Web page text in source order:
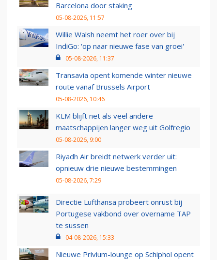
Barcelona door staking
05-08-2026, 11:57
Willie Walsh neemt het roer over bij
IndiGo: 'op naar nieuwe fase van groei'
05-08-2026, 11:37
Transavia opent komende winter nieuwe
route vanaf Brussels Airport
05-08-2026, 10:46
KLM blijft net als veel andere
maatschappijen langer weg uit Golfregio
05-08-2026, 9:00
Riyadh Air breidt netwerk verder uit:
opnieuw drie nieuwe bestemmingen
05-08-2026, 7:29
Directie Lufthansa probeert onrust bij
Portugese vakbond over overname TAP
te sussen
04-08-2026, 15:33
Nieuwe Privium-lounge op Schiphol opent